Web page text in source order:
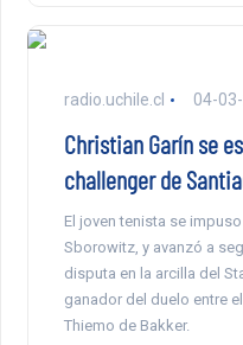
radio.uchile.cl 04-
Christian Garín se
challenger de
El joven tenista se
Sborowitz, y avanzó a
disputa en la arcilla del
ganador del duelo entre
Thiemo de Bakker.